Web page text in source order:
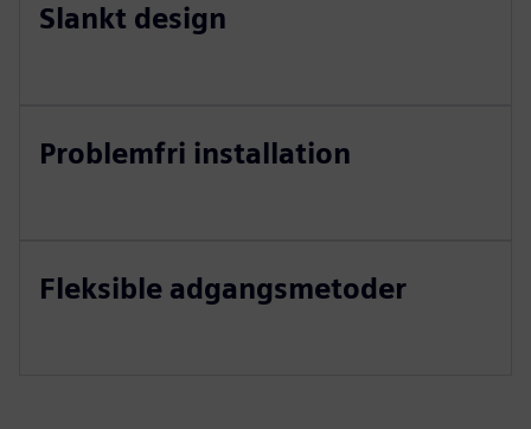
Slankt design
Problemfri installation
Fleksible adgangsmetoder